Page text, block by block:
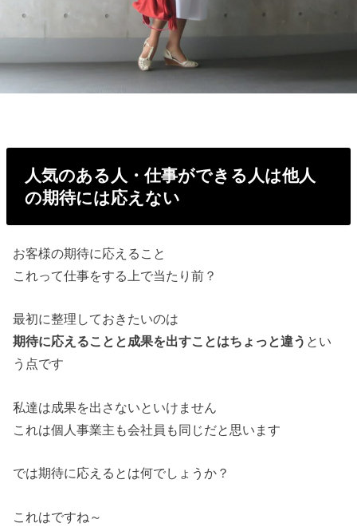
人気のある人・仕事ができる人は他人
の期待には応えない
お客様の期待に応えること
これって仕事をする上で当たり前？
最初に整理しておきたいのは
期待に応えることと成果を出すことはちょっと違う とい
う点です
私達は成果を出さないといけません
これは個人事業主も会社員も同じだと思います
では期待に応えるとは何でしょうか？
これはですね～